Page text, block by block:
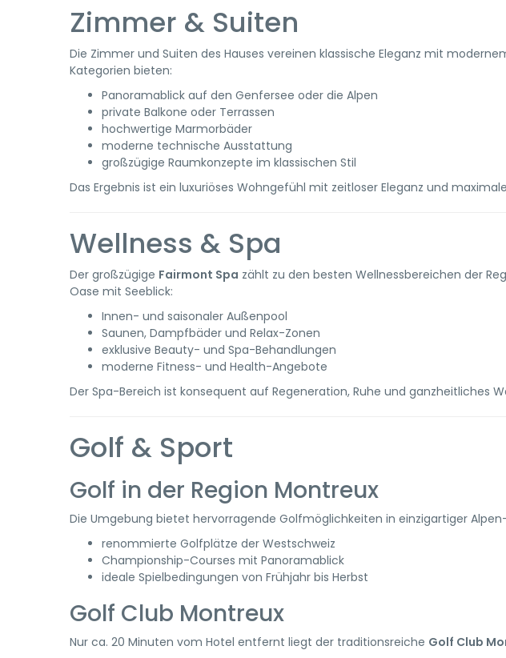
Zimmer & Suiten
Die Zimmer und Suiten des Hauses vereinen klassische Eleganz mit
Kategorien bieten:
Panoramablick auf den Genfersee oder die Alpen
private Balkone oder Terrassen
hochwertige Marmorbäder
moderne technische Ausstattung
großzügige Raumkonzepte im klassischen Stil
Das Ergebnis ist ein luxuriöses Wohngefühl mit zeitloser Eleganz und
Wellness & Spa
Der großzügige Fairmont Spa zählt zu den besten Wellnessbereichen der
Oase mit Seeblick:
Innen- und saisonaler Außenpool
Saunen, Dampfbäder und Relax-Zonen
exklusive Beauty- und Spa-Behandlungen
moderne Fitness- und Health-Angebote
Der Spa-Bereich ist konsequent auf Regeneration, Ruhe und ganzheitliches
Golf & Sport
Golf in der Region Montreux
Die Umgebung bietet hervorragende Golfmöglichkeiten in einzigartiger
renommierte Golfplätze der Westschweiz
Championship-Courses mit Panoramablick
ideale Spielbedingungen von Frühjahr bis Herbst
Golf Club Montreux
Nur ca. 20 Minuten vom Hotel entfernt liegt der traditionsreiche Golf Club